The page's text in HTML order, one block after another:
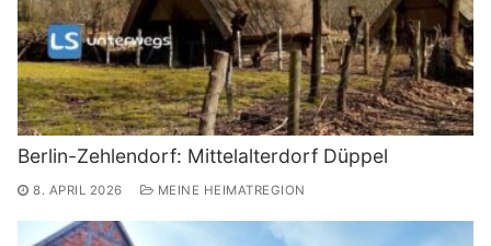
Berlin-Zehlendorf: Mittelalterdorf Düppel
8. APRIL 2026 MEINE HEIMATREGION